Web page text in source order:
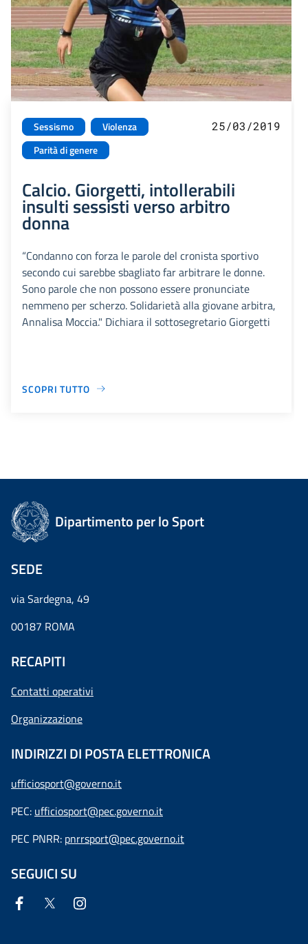
Sessismo
Violenza
Parità di genere
25/03/2019
Calcio. Giorgetti, intollerabili
insulti sessisti verso arbitro
donna
“Condanno con forza le parole del cronista sportivo
secondo cui sarebbe sbagliato far arbitrare le donne.
Sono parole che non possono essere pronunciate
nemmeno per scherzo. Solidarietà alla giovane arbitra,
Annalisa Moccia." Dichiara il sottosegretario Giorgetti
SCOPRI TUTTO
Dipartimento per lo Sport
SEDE
via Sardegna, 49
00187 ROMA
RECAPITI
Contatti operativi
Organizzazione
INDIRIZZI DI POSTA ELETTRONICA
ufficiosport@governo.it
PEC: ufficiosport@pec.governo.it
PEC PNRR: pnrrsport@pec.governo.it
SEGUICI SU